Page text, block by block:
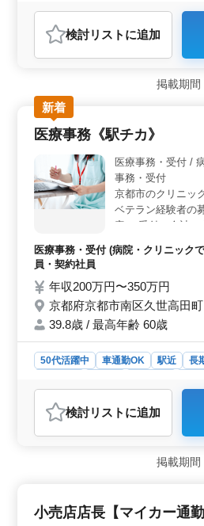
おすすめポイント
＜アットホームな環境＞ 経験豊
フが協力し合いながら働けるの
科医師の方に最適なアットホーム
歩5分でアクセス良好、車通勤
わたる業務＞ 一般歯科、小児歯
治療が可能です。保険治療を中心
歯科、口腔ケア、審美歯科など多
なるスキルアップも可能とな
歓迎＞ ベテランのシニアはもち
年以上の方は条件面で優遇してい
給、社会保険完備など福利厚生
検討リスト に追加
掲載期
新着
医療事務《駅チカ》
医療事務・受付 / 病院・クリニックでの医療
事務・受付
京都市のクリニッ
ベテラン経験者の
容 ・受付、会計
カルテ作成 ・レ
＊アットホーム◎
ーク等今までの経
集！
医療事務・受付 (病院・クリニック
員・契約社員
年収200万円〜350万円
京都府京都市南区久世高田
39.8歳 / 最高年齢 60歳
50代活躍中 車通勤OK 駅近 長
おすすめポイント
＜駅チカ・通勤便利な環境＞ 京
ックでの医療事務職の募集です
勤が非常に便利です。車通勤も可
手当もあるため、通勤時の負担
群・アットホームな職場＞ クリ
検討リスト に追加
掲載期
小売店店長【マイカー通勤